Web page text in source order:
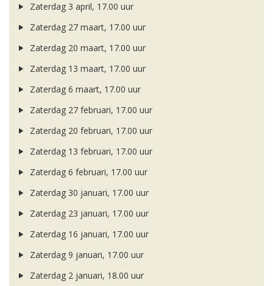
Zaterdag 3 april, 17.00 uur
Zaterdag 27 maart, 17.00 uur
Zaterdag 20 maart, 17.00 uur
Zaterdag 13 maart, 17.00 uur
Zaterdag 6 maart, 17.00 uur
Zaterdag 27 februari, 17.00 uur
Zaterdag 20 februari, 17.00 uur
Zaterdag 13 februari, 17.00 uur
Zaterdag 6 februari, 17.00 uur
Zaterdag 30 januari, 17.00 uur
Zaterdag 23 januari, 17.00 uur
Zaterdag 16 januari, 17.00 uur
Zaterdag 9 januari, 17.00 uur
Zaterdag 2 januari, 18.00 uur